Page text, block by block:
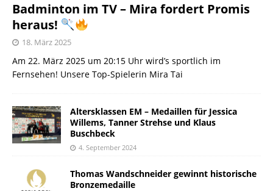
Badminton im TV – Mira fordert Promis
heraus!
18. März 2025
Am 22. März 2025 um 20:15 Uhr wird’s sportlich im
Fernsehen! Unsere Top-Spielerin Mira Tai
Altersklassen EM – Medaillen für Jessica
Willems, Tanner Strehse und Klaus
Buschbeck
4. September 2024
Thomas Wandschneider gewinnt historische
Bronzemedaille